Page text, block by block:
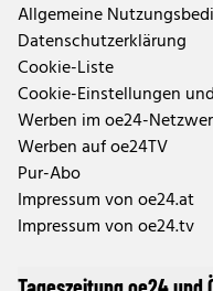
Allgemeine
Datenschutzerklärung
Cookie-Liste
Cookie-Einstellungen
Werben im oe24-
Werben auf oe24TV
Pur-Abo
Impressum von oe24.at
Impressum von oe24.tv